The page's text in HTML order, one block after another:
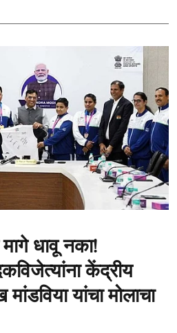
धावू नका!
केंद्रीय
यांचा मोलाचा